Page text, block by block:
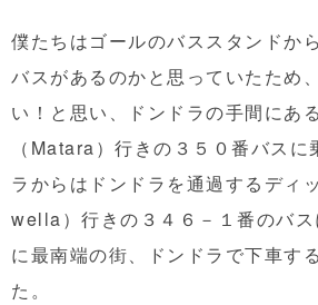
僕たちはゴールのバススタンドか
バスがあるのかと思っていたため
い！と思い、ドンドラの手間にあ
（Matara）行きの３５０番バスに
ラからはドンドラを通過するディ
wella）行きの３４６－１番のバ
に最南端の街、ドンドラで下車す
た。